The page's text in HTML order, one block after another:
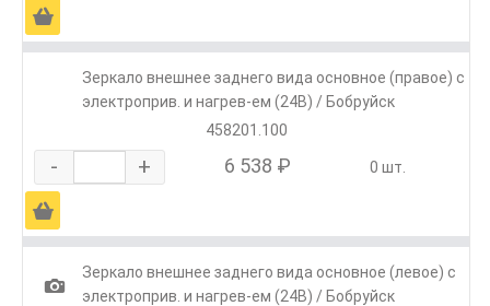
Ä
Зеркало внешнее заднего вида основное (правое) с
электроприв. и нагрев-ем (24В) / Бобруйск
458201.100
- + 6 538 ₽ 0 шт.
Ä
1
Зеркало внешнее заднего вида основное (левое) с
электроприв. и нагрев-ем (24В) / Бобруйск